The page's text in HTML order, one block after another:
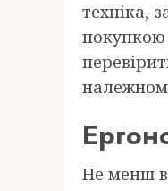
техніка,
покупкою
Не менш